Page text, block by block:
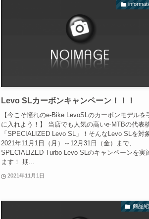
Levo SLカーボンキャンペーン！！！
【今こそ憧れのe-Bike LevoSLのカーボンモデルを
に入れよう！】 当店でも人気の高いe-MTBの代表
「SPECIALIZED Levo SL」！そんなLevo SLを対
2021年11月1日（月）～12月31日（金）まで、
SPECIALIZED Turbo Levo SLのキャンペーンを実
ます！ 期...
2021年11月1日
商品